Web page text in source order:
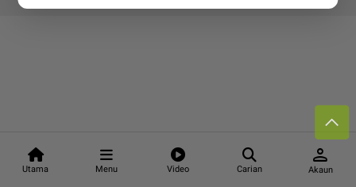
Utama Menu Video Carian
person
Akaun